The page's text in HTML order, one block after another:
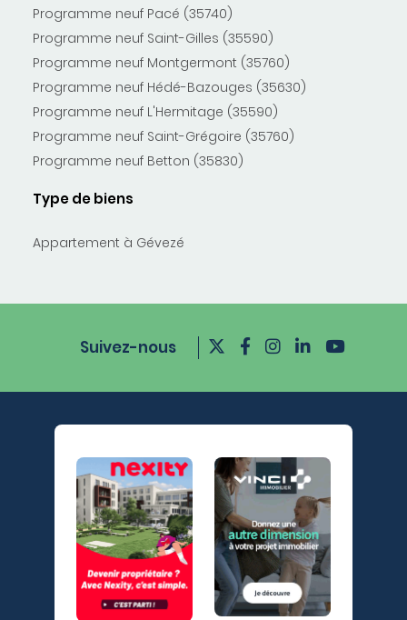
Programme neuf Pacé (35740)
Programme neuf Saint-Gilles (35590)
Programme neuf Montgermont (35760)
Programme neuf Hédé-Bazouges (35630)
Programme neuf L'Hermitage (35590)
Programme neuf Saint-Grégoire (35760)
Programme neuf Betton (35830)
Type de biens
Appartement à Gévezé
Suivez-nous